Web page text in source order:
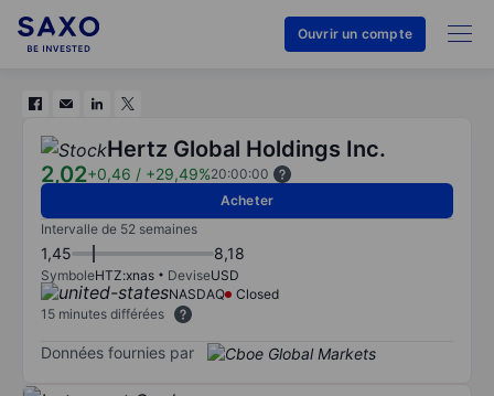
Ouvrir un compte
Hertz Global Holdings Inc.
2,02+0,46 / +29,49%20:00:00
Acheter
Intervalle de 52 semaines
1,45 8,18
SymboleHTZ:xnas DeviseUSD
NASDAQ
Closed
15 minutes différées
Données fournies par